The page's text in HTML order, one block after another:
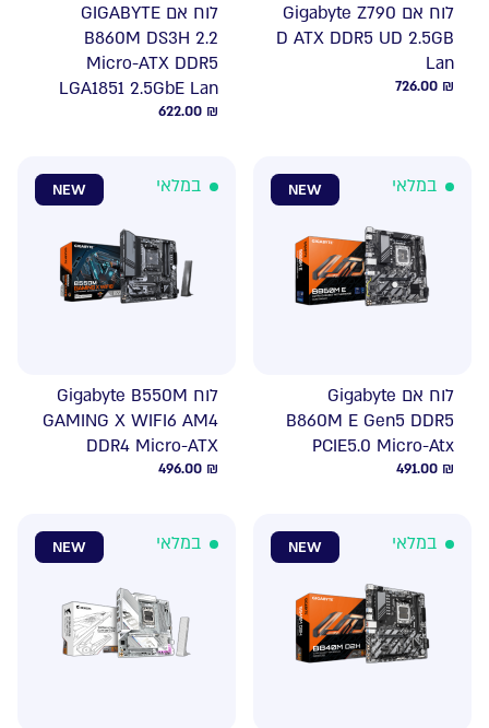
לוח אם Gigabyte Z790
D ATX DDR5 UD 2.5GB
Lan
726.00 ₪
לוח אם GIGABYTE
B860M DS3H 2.2
Micro-ATX DDR5
LGA1851 2.5GbE Lan
622.00 ₪
NEW במלאי
לוח אם Gigabyte
B860M E Gen5 DDR5
PCIE5.0 Micro-Atx
491.00 ₪
NEW במלאי
לוח Gigabyte B550M
GAMING X WIFI6 AM4
DDR4 Micro-ATX
496.00 ₪
NEW במלאי NEW במלאי